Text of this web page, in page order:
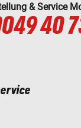
& Service
40